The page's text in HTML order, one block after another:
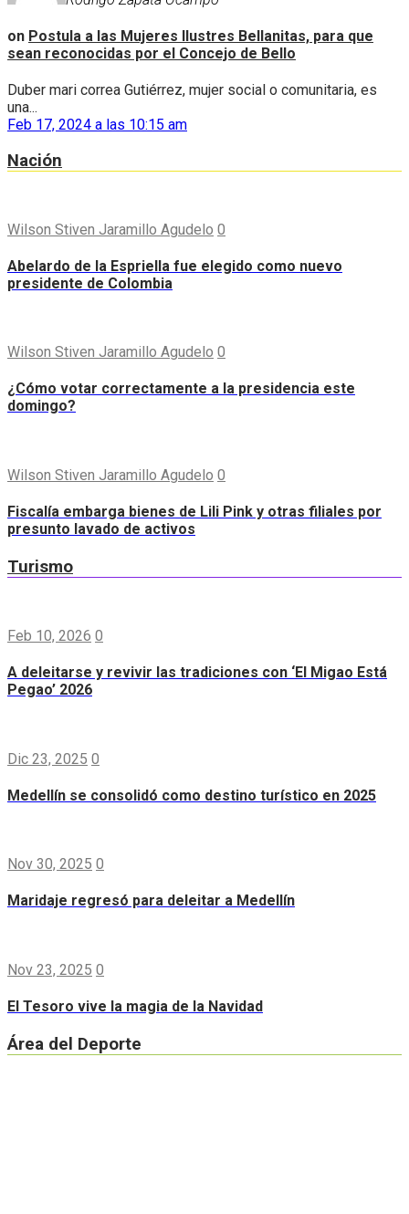
on Postula a las Mujeres Ilustres Bellanitas, para que
sean reconocidas por el Concejo de Bello
Duber mari correa Gutiérrez, mujer social o comunitaria, es
una...
Feb 17, 2024 a las 10:15 am
Nación
Wilson Stiven Jaramillo Agudelo 0
Abelardo de la Espriella fue elegido como nuevo
presidente de Colombia
Wilson Stiven Jaramillo Agudelo 0
¿Cómo votar correctamente a la presidencia este
domingo?
Wilson Stiven Jaramillo Agudelo 0
Fiscalía embarga bienes de Lili Pink y otras filiales por
presunto lavado de activos
Turismo
Feb 10, 2026 0
A deleitarse y revivir las tradiciones con ‘El Migao Está
Pegao’ 2026
Dic 23, 2025 0
Medellín se consolidó como destino turístico en 2025
Nov 30, 2025 0
Maridaje regresó para deleitar a Medellín
Nov 23, 2025 0
El Tesoro vive la magia de la Navidad
Área del Deporte